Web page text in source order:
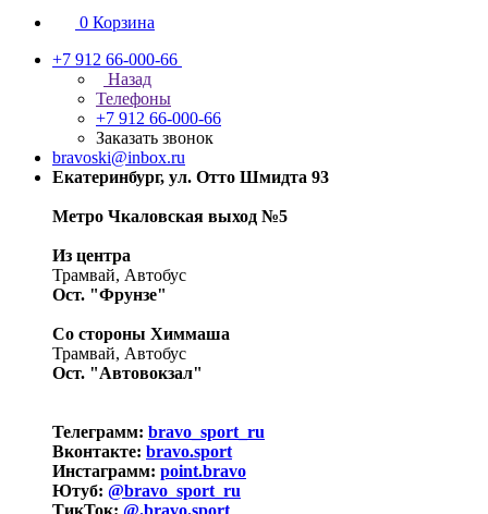
0 Корзина
+7 912 66-000-66
Назад
Телефоны
+7 912 66-000-66
Заказать звонок
bravoski@inbox.ru
Екатеринбург, ул. Отто Шмидта 93
Метро Чкаловская выход №5
Из центра
Трамвай, Автобус
Ост. "Фрунзе"
Со стороны Химмаша
Трамвай, Автобус
Ост. "Автовокзал"
Телеграмм: bravo_sport_ru
Вконтакте: bravo.sport
Инстаграмм: point.bravo
Ютуб: @bravo_sport_ru
ТикТок: @.bravo.sport